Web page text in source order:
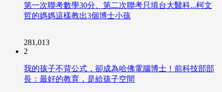
第一次聯考數學30分、第二次聯考只填台大醫科...柯文
哲的媽媽這樣教出3個博士小孩
281,013
2
我的孩子不背公式，卻成為哈佛電腦博士！前科技部部
長：最好的教育，是給孩子空間